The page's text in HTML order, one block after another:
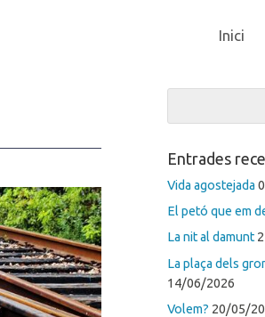
Inici
Entrades
Vida agostejada
El petó que em
La nit al damunt
La plaça dels
14/06/2026
Volem? 20/05/